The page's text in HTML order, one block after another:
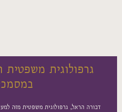
גרפולוגית משפטית